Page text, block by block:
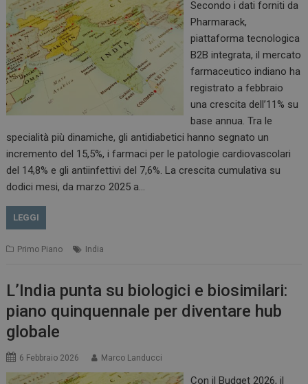
Secondo i dati forniti da
Pharmarack,
piattaforma tecnologica
B2B integrata, il mercato
farmaceutico indiano ha
registrato a febbraio
una crescita dell’11% su
base annua. Tra le
specialità più dinamiche, gli antidiabetici hanno segnato un
incremento del 15,5%, i farmaci per le patologie cardiovascolari
del 14,8% e gli antiinfettivi del 7,6%. La crescita cumulativa su
dodici mesi, da marzo 2025 a…
LEGGI
Primo Piano India
L’India punta su biologici e biosimilari:
piano quinquennale per diventare hub
globale
6 Febbraio 2026 Marco Landucci
Con il Budget 2026, il